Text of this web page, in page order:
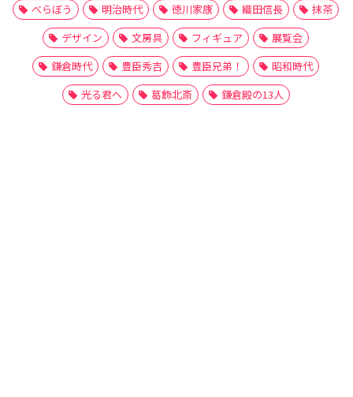
べらぼう
明治時代 徳川家康 織田信長
抹茶
デザイン
文房具 フィギュア
展覧会
鎌倉時代
豊臣秀吉 豊臣兄弟！
昭和時代
光る君へ
葛飾北斎 鎌倉殿の13人